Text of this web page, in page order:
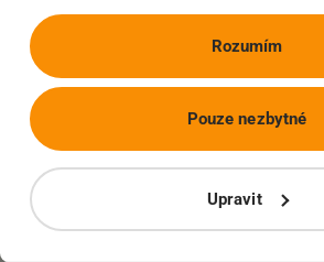
Rozumím
Upravit
Pouze nezbytné